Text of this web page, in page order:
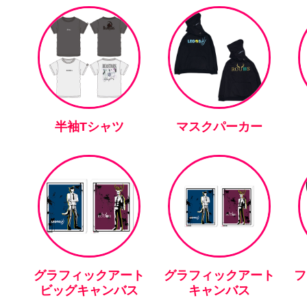
半袖Tシャツ マスクパーカー
グラフィックアート
ビッグキャンバス
グラフィックアート
キャンバス